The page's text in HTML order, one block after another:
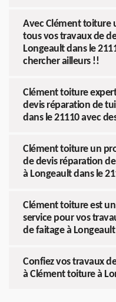
Avec Clément toiture
tous vos travaux de
Longeault dans le
chercher ailleurs !!
Clément toiture
devis réparation de
dans le 21110 avec
Clément toiture un
de devis réparation
à Longeault dans le
Clément toiture est
service pour vos
de faitage à
Confiez vos travaux
à Clément toiture à